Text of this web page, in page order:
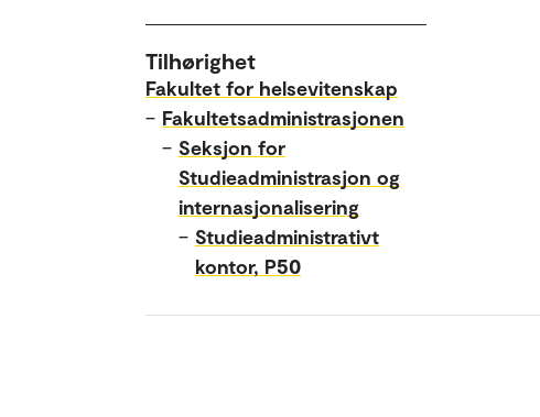
Tilhørighet
Fakultet for helsevitenskap
– Fakultetsadministrasjonen
– Seksjon for
Studieadministrasjon og
internasjonalisering
– Studieadministrativt
kontor, P50